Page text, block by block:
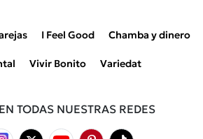
I Feel Good Chamba y dinero
Vivir Bonito Variedat
TODAS NUESTRAS REDES